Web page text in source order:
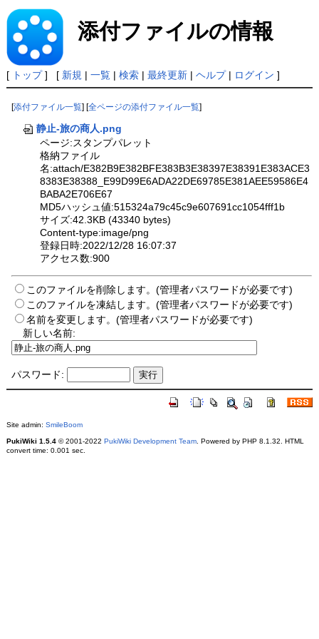
添付ファイルの情報
[ トップ] [ 新規 | 一覧| 検索| 最終更新| ヘルプ| ログイン ]
[添付ファイル一覧] [全ページの添付ファイル一覧]
静止-旅の商人.png
ページ:スタンプパレット
格納ファイル
名:attach/E382B9E382BFE383B3E38397E38391E383ACE3
8383E38388_E99D99E6ADA22DE69785E381AEE59586E4
BABA2E706E67
MD5ハッシュ値:515324a79c45c9e607691cc1054fff1b
サイズ:42.3KB (43340 bytes)
Content-type:image/png
登録日時:2022/12/28 16:07:37
アクセス数:900
このファイルを削除します。(管理者パスワードが必要です)
このファイルを凍結します。(管理者パスワードが必要です)
名前を変更します。(管理者パスワードが必要です)
新しい名前:
パスワード:
Site admin: SmileBoom
PukiWiki 1.5.4© 2001-2022 PukiWiki Development Team. Powered by PHP 8.1.32. HTML
convert time: 0.001 sec.